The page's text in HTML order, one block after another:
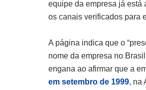
equipe da empresa já está
os canais verificados para
A página indica que o
nome da empresa no
engana ao afirmar que a
em setembro de 1999, na